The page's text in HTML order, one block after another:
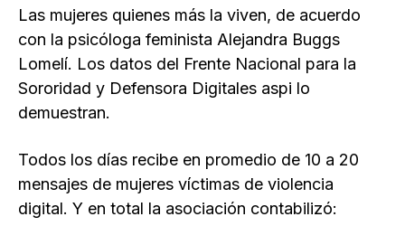
Las mujeres quienes más la viven, de acuerdo
con la psicóloga feminista Alejandra Buggs
Lomelí. Los datos del Frente Nacional para la
Sororidad y Defensora Digitales aspi lo
demuestran.
Todos los días recibe en promedio de 10 a 20
mensajes de mujeres víctimas de violencia
digital. Y en total la asociación contabilizó: